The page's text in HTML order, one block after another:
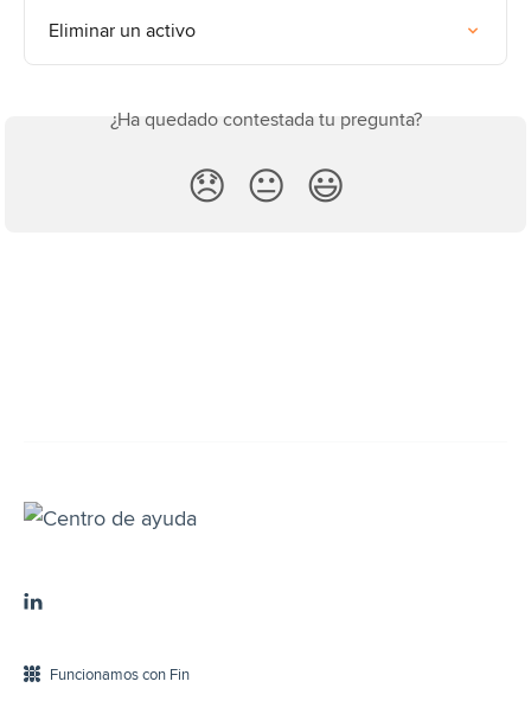
Eliminar un activo
¿Ha quedado contestada tu pregunta?
😞 😐 😃
Funcionamos con Fin